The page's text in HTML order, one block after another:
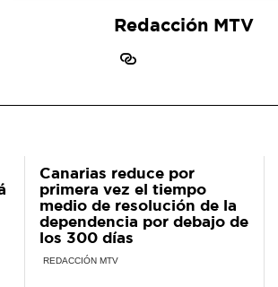
Redacción MTV
Canarias reduce por
primera vez el tiempo
medio de resolución de la
dependencia por debajo de
los 300 días
REDACCIÓN MTV